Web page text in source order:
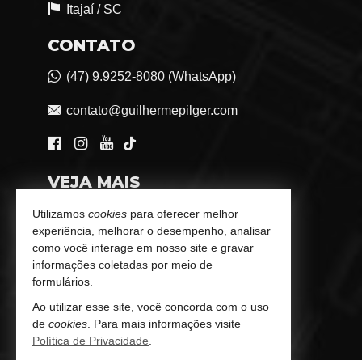
Itajaí / SC
CONTATO
(47) 9.9252-8080 (WhatsApp)
contato@guilhermepilger.com
VEJA MAIS
Consultoria Imobiliária Personalizada
trabalhe conosco
Indicadores Financeiros
Imóveis Favoritos
Mapa de Imóveis
Utilizamos cookies para oferecer melhor
experiência, melhorar o desempenho, analisar
como você interage em nosso site e gravar
informações coletadas por meio de
formulários.
Ao utilizar esse site, você concorda com o uso
de cookies . Para mais informações visite
Política de Privacidade